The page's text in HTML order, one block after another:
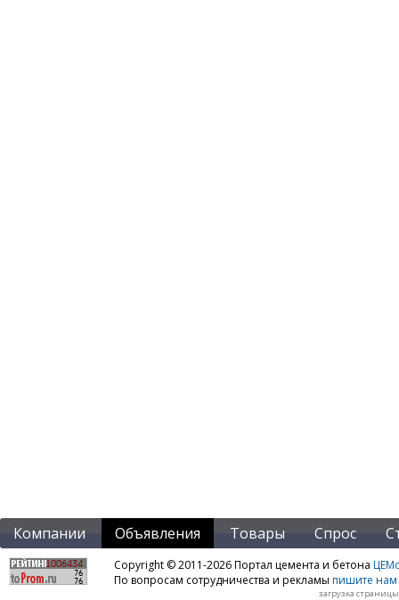
Компании Объявления Товары Спрос
Copyright © 2011-2026 Портал цемента и бетона
По вопросам сотрудничества и рекламы пишите нам
загрузка